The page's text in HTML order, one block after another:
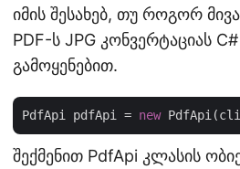
იმის შესახებ, თუ როგორ
PDF-ს JPG კონვერტაციას
გამოყენებით.
PdfApi pdfApi = new
შექმენით PdfApi კლასის